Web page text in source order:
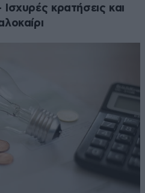
κρατήσεις και